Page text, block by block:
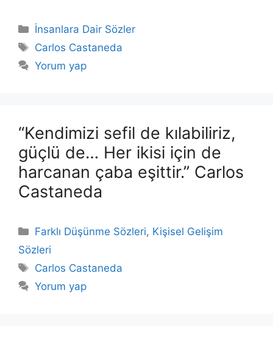
Kategoriler
İnsanlara Dair Sözler
Etiketler
Carlos Castaneda
Yorum yap
“Kendimizi sefil de kılabiliriz,
güçlü de… Her ikisi için de
harcanan çaba eşittir.” Carlos
Castaneda
Kategoriler
Farklı Düşünme Sözleri, Kişisel Gelişim
Sözleri
Etiketler
Carlos Castaneda
Yorum yap